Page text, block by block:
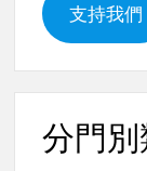
支持我們
分門別